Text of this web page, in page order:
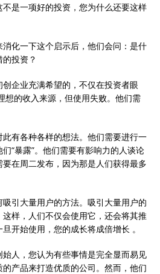
是一项好的投资，您为什么还要这样
化一下这个启示后，他们会问：是什
投资？
企业充满希望的，不仅在投资者眼
想的收入来源，但使用失败。他们需
有各种各样的想法。他们需要进行一
“暴露”。他们需要有影响力的人谈论
在周二发布，因为那是人们获得最多
引大量用户的方法。吸引大量用户的
样，人们不仅会使用它，还会将其推
开始使用，您的成长将成倍增长 。
人，您认为有些事情是完全显而易见
产品来打造优质的公司。然而，他们